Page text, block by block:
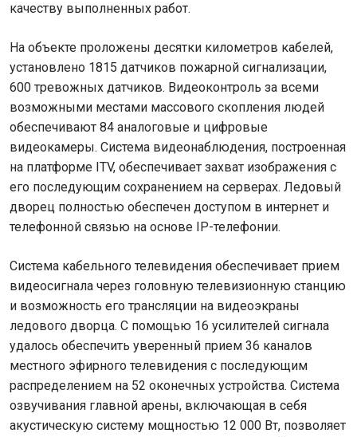
качеству выполненных работ.
На объекте проложены десятки километров кабелей,
установлено 1815 датчиков пожарной сигнализации,
600 тревожных датчиков. Видеоконтроль за всеми
возможными местами массового скопления людей
обеспечивают 84 аналоговые и цифровые
видеокамеры. Система видеонаблюдения, построенная
на платформе ITV, обеспечивает захват изображения с
его последующим сохранением на серверах. Ледовый
дворец полностью обеспечен доступом в интернет и
телефонной связью на основе IP-телефонии.
Система кабельного телевидения обеспечивает прием
видеосигнала через головную телевизионную станцию
и возможность его трансляции на видеоэкраны
ледового дворца. С помощью 16 усилителей сигнала
удалось обеспечить уверенный прием 36 каналов
местного эфирного телевидения с последующим
распределением на 52 оконечных устройства. Система
озвучивания главной арены, включающая в себя
акустическую систему мощностью 12 000 Вт, позволяет